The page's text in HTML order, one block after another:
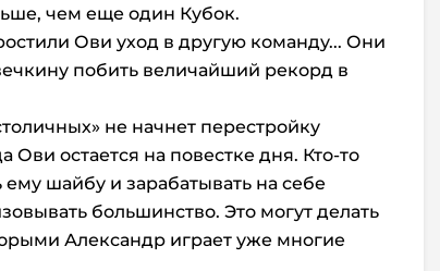
чем еще один Кубок.
Ови уход в другую команду... Они
побить величайший рекорд в
не начнет перестройку
остается на повестке дня. Кто-то
шайбу и зарабатывать на себе
большинство. Это могут делать
Александр играет уже многие